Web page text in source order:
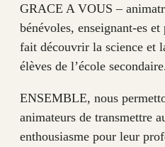
GRACE A VOUS –
bénévoles, enseignant-es
fait découvrir la science et
élèves de l’école
ENSEMBLE, nous
animateurs de transmettre
enthousiasme pour leur